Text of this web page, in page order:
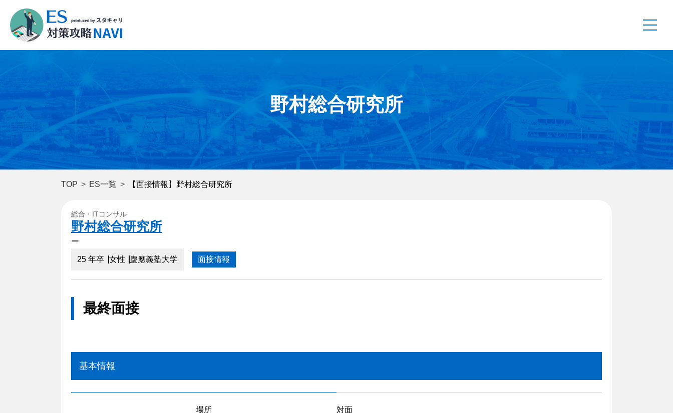
野村総合研究所
TOP ES一覧 【面接情報】野村総合研究所
総合・ITコンサル
野村総合研究所
ー
25 年卒 女性 慶應義塾大学 面接情報
最終面接
基本情報
場所 対面